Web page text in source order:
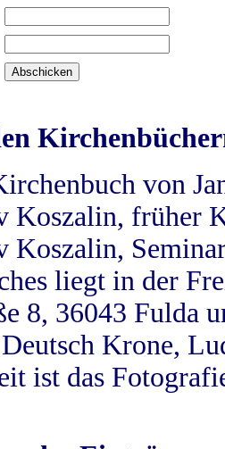
von
Koszalin, früher
Koszalin,
liegt in der
8, 36043 Fulda
Krone,
ist das